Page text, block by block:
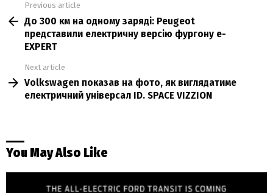
more
Previous article
До 300 км на одному заряді: Peugeot
представили електричну версію фургону e-
EXPERT
Next article
Volkswagen показав на фото, як виглядатиме
електричний універсал ID. SPACE VIZZION
You May Also Like